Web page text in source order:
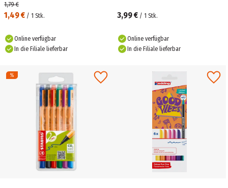
1,49 € / 1 Stk.
1,79 €
Online verfügbar
In die Filiale lieferbar
3,99 € / 1 Stk.
Online verfügbar
In die Filiale lieferbar